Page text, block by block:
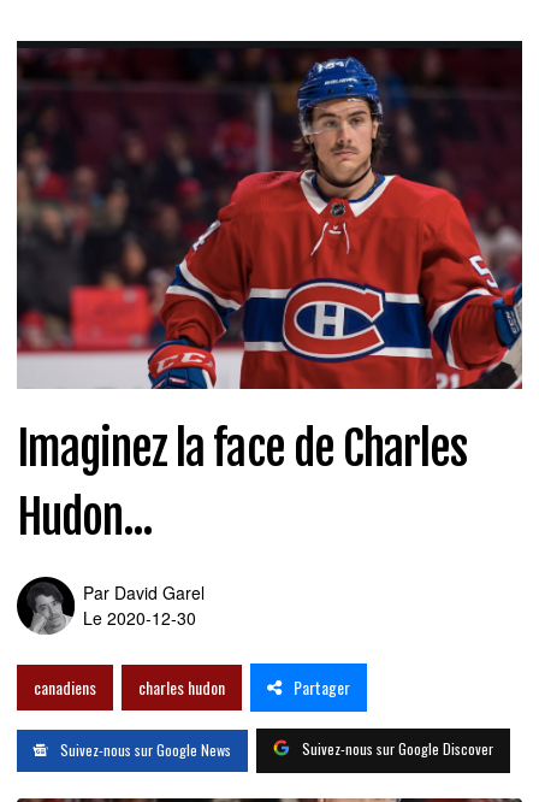
Imaginez la face de Charles
Hudon...
Par David Garel
Le 2020-12-30
canadiens charles hudon Partager
Suivez-nous sur Google News Suivez-nous sur Google Discover